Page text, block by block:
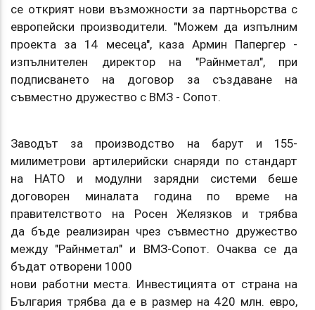
се открият нови възможности за партньорства с
европейски производители. "Можем да изпълним
проекта за 14 месеца", каза Армин Папергер -
изпълнителен директор на "Райнметал", при
подписването на договор за създаване на
съвместно дружество с ВМЗ - Сопот.
Заводът за производство на барут и 155-
милиметрови артилерийски снаряди по стандарт
на НАТО и модулни зарядни системи беше
договорен миналата година по време на
правителството на Росен Желязков и трябва
да бъде реализиран чрез съвместно дружество
между "Райнметал" и ВМЗ-Сопот. Oчаква се да
бъдат отворени 1000
нови работни места. Инвестицията от страна на
България трябва да е в размер на 420 млн. евро,